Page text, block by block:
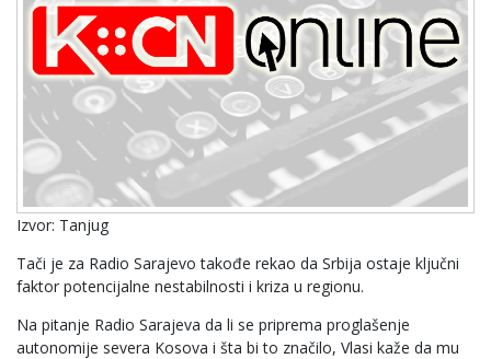
Izvor: Tanjug
Tači je za Radio Sarajevo takođe rekao da Srbija ostaje ključni
faktor potencijalne nestabilnosti i kriza u regionu.
Na pitanje Radio Sarajeva da li se priprema proglašenje
autonomije severa Kosova i šta bi to značilo, Vlasi kaže da mu